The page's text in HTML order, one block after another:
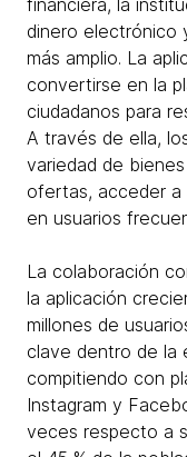
financiera, la
dinero electrónico
más amplio. La
convertirse en la
ciudadanos para
A través de ella,
variedad de
ofertas, acceder
en usuarios
La colaboración
la aplicación
millones de
clave dentro de la
compitiendo con
Instagram y
veces respecto a